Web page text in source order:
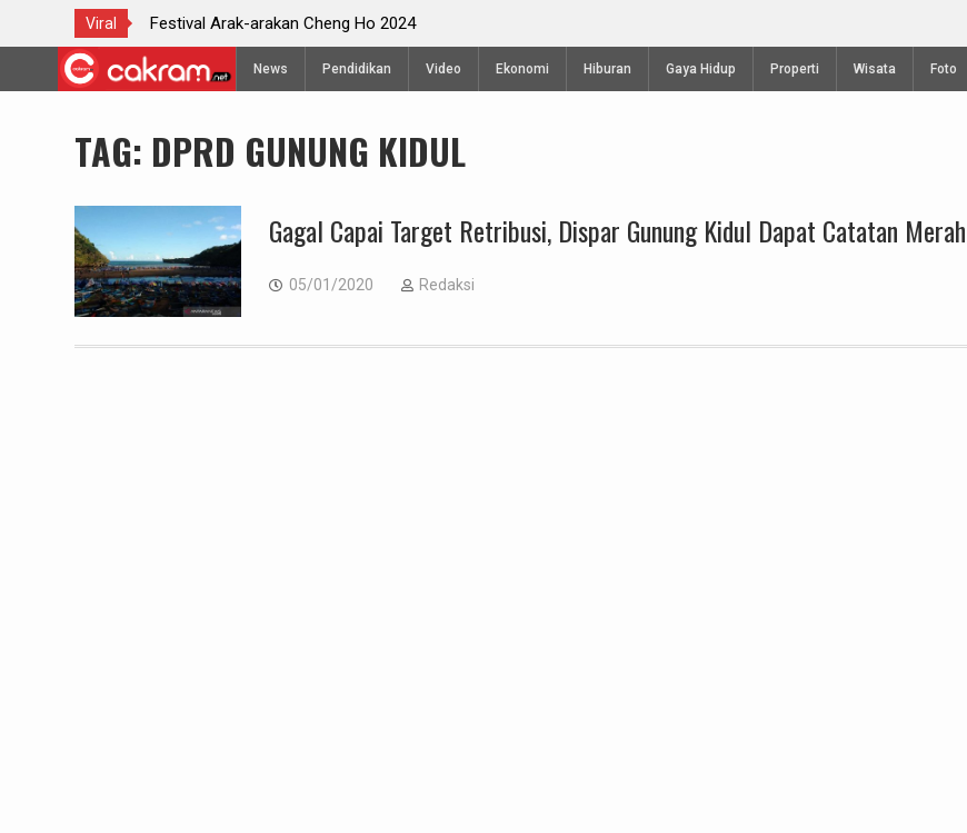
Viral Festival Arak-arakan Cheng Ho 2024
Telomoyo VIII 2024
to
News Pendidikan Video Ekonomi Hiburan Gaya Hidup Properti Wisata Foto
TAG: DPRD GUNUNG KIDUL
Gagal Capai Target Retribusi, Dispar Gunung Kidul Dapat Catatan Merah
05/01/2020 Redaksi